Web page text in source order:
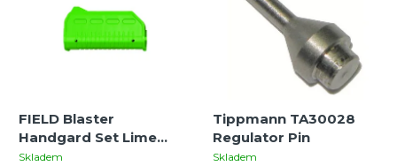
FIELD Blaster
Handgard Set Lime
#05
Skladem
Tippmann TA30028
Regulator Pin
Skladem